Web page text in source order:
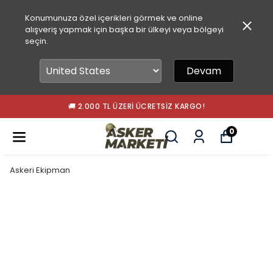
Konumunuza özel içerikleri görmek ve online
alışveriş yapmak için başka bir ülkeyi veya bölgeyi
seçin.
Devam
🚚 2.000 TL ÜZERI ÜCRETSIZ KARGO!
0
Askeri Ekipman